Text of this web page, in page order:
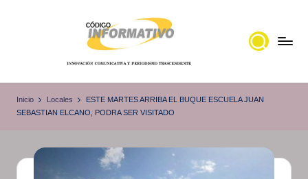
ó
i
noticias
Inicio Locales
ESTE MARTES ARRIBA EL BUQUE ESCUELA JUAN
SEBASTIAN ELCANO, PODRA SER VISITADO